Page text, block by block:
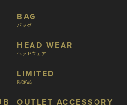
BAG
バッグ
HEAD WEAR
ヘッドウェア
LIMITED
限定品
OUTLET ACCESSORY